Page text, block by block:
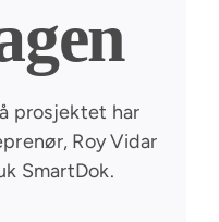
prosjektet har
Roy Vidar
SmartDok.